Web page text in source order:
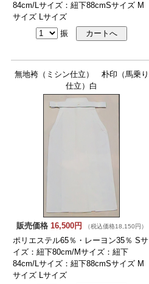
84cm/Lサイズ：紐下88cmSサイズ M
サイズ Lサイズ
振
無地袴（ミシン仕立） 朴印（馬乗り
仕立）白
販売価格16,500円 （税込価格18,150円）
ポリエステル65％・レーヨン35％ Sサ
イズ：紐下80cm/Mサイズ：紐下
84cm/Lサイズ：紐下88cmSサイズ M
サイズ Lサイズ